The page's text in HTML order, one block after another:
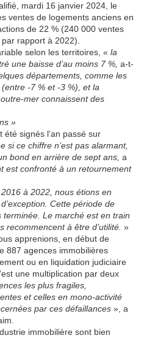
mardi 16 janvier 2024, le
ventes de logements anciens en
de 22 % (240 000 ventes
rapport à 2022).
selon les territoires, « la
une baisse d’au moins 7 %, a-t-
départements, comme les
-7 % et -3 %), et la
mer connaissent des
»
signés l’an passé sur
si ce chiffre n’est pas alarmant,
bond en arrière de sept ans, a
est confronté à un retournement
à 2022, nous étions en
Cette période de
Le marché est en train
à être d’utilité. »
apprenions, en début de
887 agences immobilières
ou en liquidation judiciaire
une multiplication par deux
les plus fragiles,
et celles en mono-activité
par ces défaillances », a
immobilière sont bien